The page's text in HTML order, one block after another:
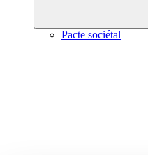
Pacte sociétal